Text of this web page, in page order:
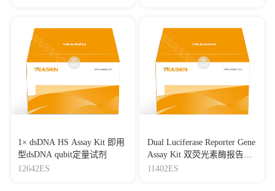
1× dsDNA HS Assay Kit 即用
型dsDNA qubit定量试剂
12642ES
Dual Luciferase Reporter Gene
Assay Kit 双荧光素酶报告基
因检测试剂盒
11402ES